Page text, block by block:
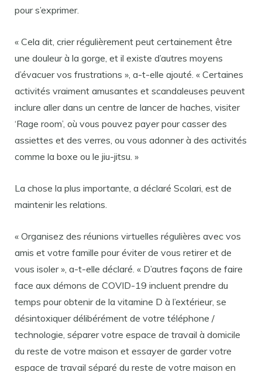
pour s’exprimer.
« Cela dit, crier régulièrement peut certainement être
une douleur à la gorge, et il existe d’autres moyens
d’évacuer vos frustrations », a-t-elle ajouté. « Certaines
activités vraiment amusantes et scandaleuses peuvent
inclure aller dans un centre de lancer de haches, visiter
‘Rage room’, où vous pouvez payer pour casser des
assiettes et des verres, ou vous adonner à des activités
comme la boxe ou le jiu-jitsu. »
La chose la plus importante, a déclaré Scolari, est de
maintenir les relations.
« Organisez des réunions virtuelles régulières avec vos
amis et votre famille pour éviter de vous retirer et de
vous isoler », a-t-elle déclaré. « D’autres façons de faire
face aux démons de COVID-19 incluent prendre du
temps pour obtenir de la vitamine D à l’extérieur, se
désintoxiquer délibérément de votre téléphone /
technologie, séparer votre espace de travail à domicile
du reste de votre maison et essayer de garder votre
espace de travail séparé du reste de votre maison en